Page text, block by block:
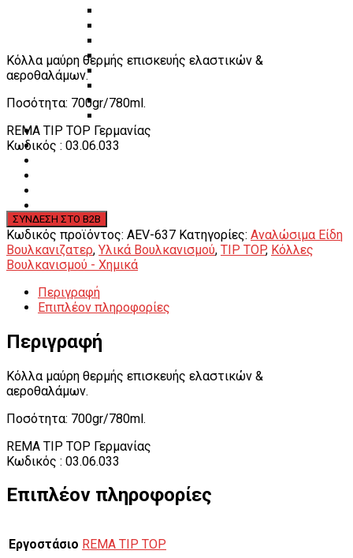
Εργαλεία Χειρός
Εργαλεία φρένων
Διάφορα Είδη Φανοποιείου
ΚΑΤΑΛΟΓΟΣ
DOWNLOADS
Κόλλα μαύρη θερμής επισκευής ελαστικών &
αεροθαλάμων.
Ποσότητα: 700gr/780ml.
REMA TIP TOP Γερμανίας
Κωδικός : 03.06.033
Κωδικός προϊόντος: AEV-637 Κατηγορίες: Αναλώσιμα Είδη
Βουλκανιζατερ, Υλικά Βουλκανισμού, TIP TOP, Κόλλες
Βουλκανισμού - Χημικά
Περιγραφή
Επιπλέον πληροφορίες
Περιγραφή
Κόλλα μαύρη θερμής επισκευής ελαστικών &
αεροθαλάμων.
Ποσότητα: 700gr/780ml.
REMA TIP TOP Γερμανίας
Κωδικός : 03.06.033
Επιπλέον πληροφορίες
Εργοστάσιο REMA TIP TOP